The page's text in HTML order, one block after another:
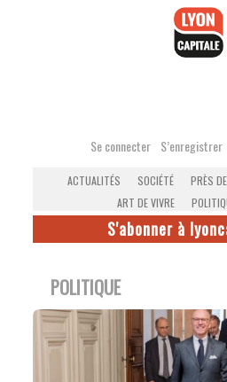
Se connecter S’enregistrer
ACTUALITÉS SOCIÉTÉ PRÈS
ART DE VIVRE
S'abonner à
POLITIQUE